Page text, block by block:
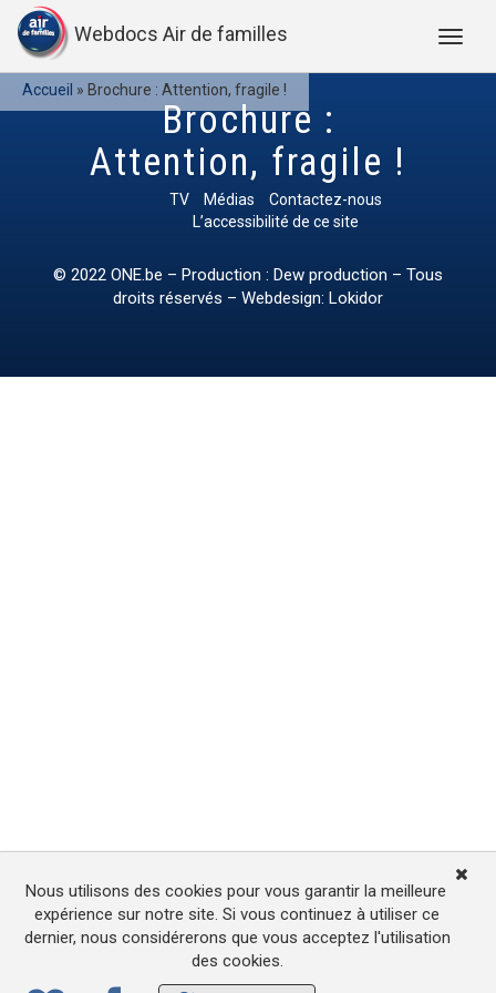
Webdocs Air de familles
Accueil » Brochure : Attention, fragile !
Brochure :
Attention, fragile !
TV Médias
Contactez-nous
L’accessibilité de ce site
© 2022 ONE.be – Production : Dew production – Tous
droits réservés – Webdesign: Lokidor
Nous utilisons des cookies pour vous garantir la meilleure
expérience sur notre site. Si vous continuez à utiliser ce
dernier, nous considérerons que vous acceptez l'utilisation
des cookies.